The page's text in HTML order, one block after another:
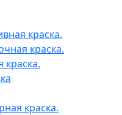
краска.
краска.
краска.
краска.